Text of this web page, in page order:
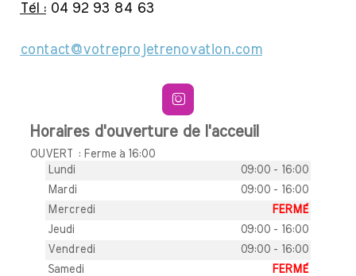
Tél : 04 92 93 84 63
contact@votreprojetrenovation.com

Horaires d'ouverture de l'acceuil
OUVERT : Ferme à 16:00
Lundi
09:00 - 16:00
Mardi
09:00 - 16:00
Mercredi
FERMÉ
Jeudi
09:00 - 16:00
Vendredi
09:00 - 16:00
Samedi
FERMÉ